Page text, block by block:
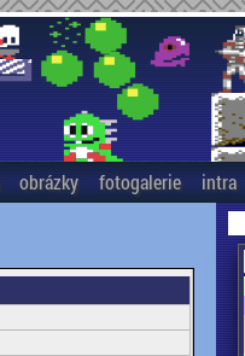
obrázky fotogalerie intra